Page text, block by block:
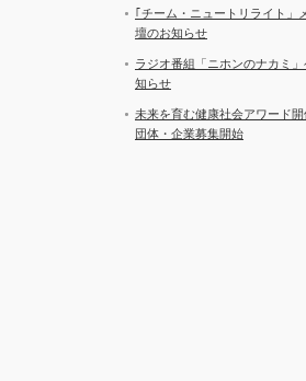
｢チーム・ニュートリライト」
壇のお知らせ
ラジオ番組「ニホンのナカミ
知らせ
未来を育む健康社会アワード
団体・企業募集開始